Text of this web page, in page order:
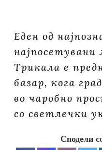
Еден од
Трикала е
базар, кога
во чаробно
со светлечки
Сподели